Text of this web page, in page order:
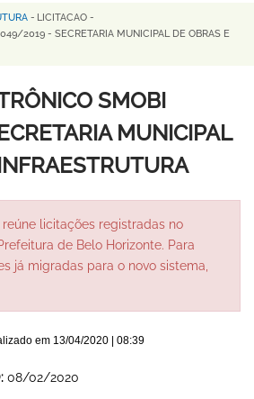
- LICITACAO -
2019 - SECRETARIA MUNICIPAL DE OBRAS E
SMOBI
MUNICIPAL
reúne licitações registradas no
de Belo Horizonte. Para
já migradas para o novo sistema,
em 13/04/2020 | 08:39
08/02/2020